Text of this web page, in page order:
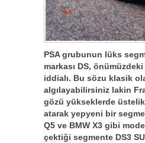
PSA grubunun lüks
markası DS,
iddialı. Bu sözu klasik
algılayabilirsiniz lakin
gözü yükseklerde
atarak yepyeni bir
Q5 ve BMW X3 gibi
çektiği segmente DS3